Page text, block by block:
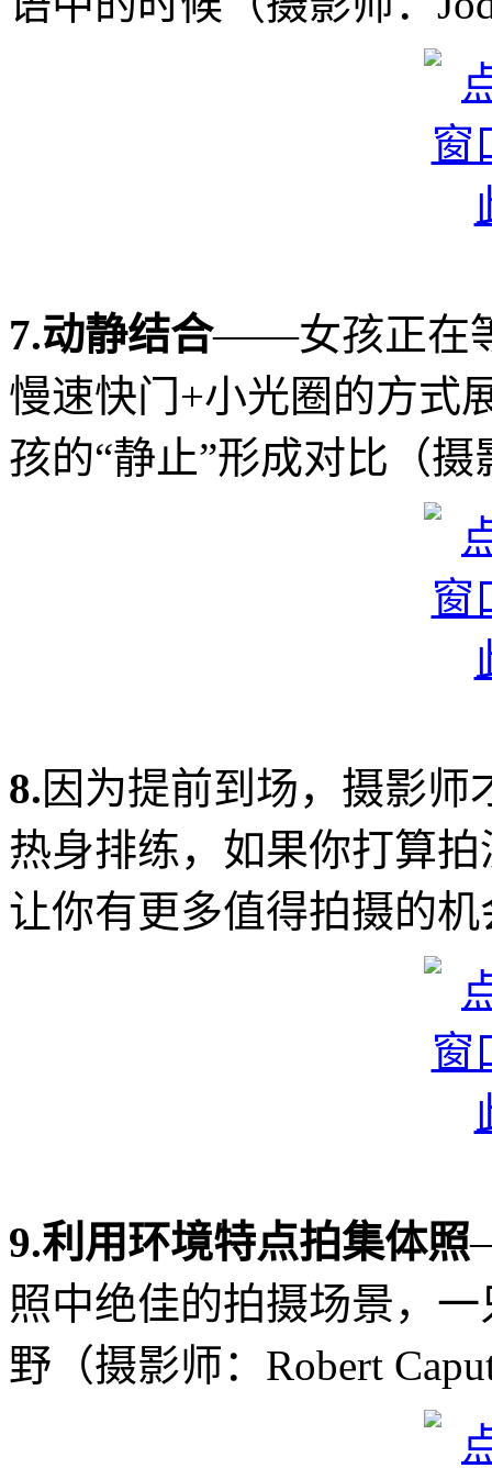
7.动静结合——女孩正在
慢速快门+小光圈的方式
孩的“静止”形成对比（摄
8.因为提前到场，摄影
热身排练，如果你打算
让你有更多值得拍摄的机
9.利用环境特点拍集体照
照中绝佳的拍摄场景，
野（摄影师：Robert